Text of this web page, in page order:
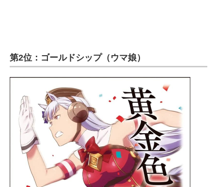
第2位：ゴールドシップ（ウマ娘）